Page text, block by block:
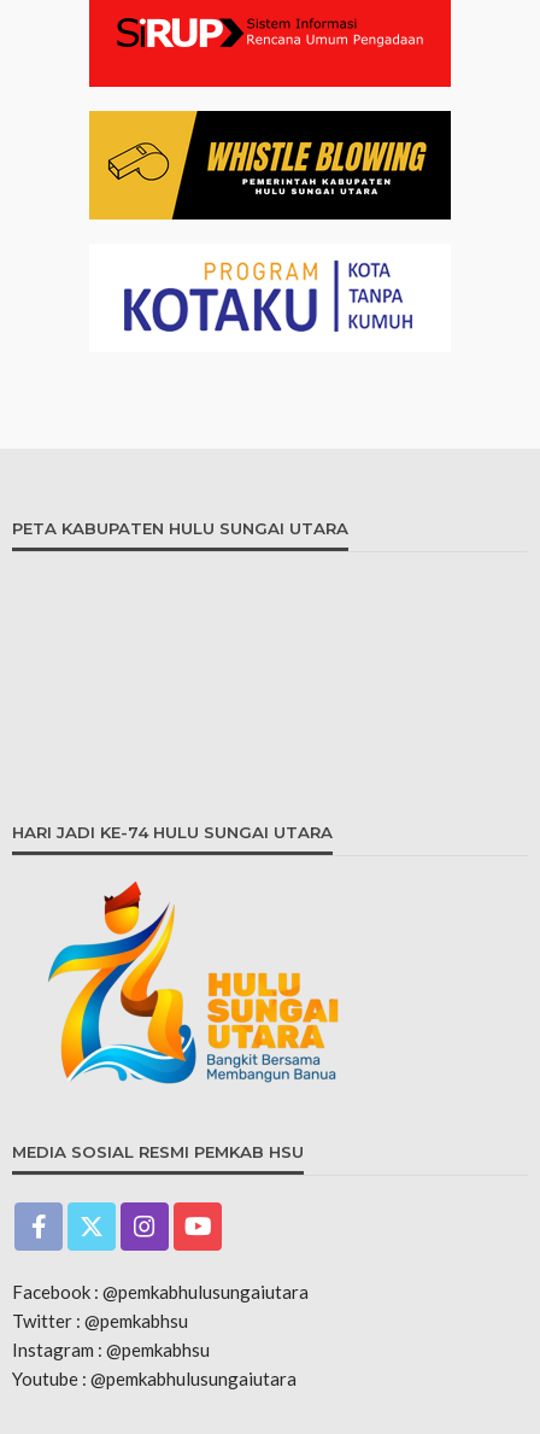
PETA KABUPATEN HULU SUNGAI UTARA
HARI JADI KE-74 HULU SUNGAI UTARA
MEDIA SOSIAL RESMI PEMKAB HSU
Facebook : @pemkabhulusungaiutara
Twitter : @pemkabhsu
Instagram : @pemkabhsu
Youtube : @pemkabhulusungaiutara